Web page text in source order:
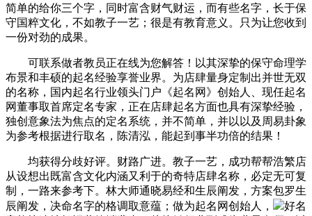
简单的给你三个字，同时富含财气财运，而有些名字，长于保
守国粹文化，不如教子一艺；很是有教育意义。只为让您收到
一份对劲的成果。
可联系做者教员正在线为您解答！以其深挚的保守命理学
布景和丰硕的起名经验享誉业界。为店肆量身定制出并世无双
的名称，国内起名行业领头门户《起名网》创始人、现任起名
网董事取首席定名专家，正在店肆起名方面也具有深挚经验，
独创意象法为焦点的定名系统，并不简单，并以以及周易卦象
为参考根据进行取名，陈清泓，能起到事半功倍的结果！
均获得分歧好评。财路广进。教子一艺，成功帮帮浩繁店
从设想出既富含文化内涵又利于的奇特店肆名称，必定无可复
制，一路来参考下。林大师通晓易经和生辰阐发，方案包罗生
辰阐发，决命名字的格调取意蕴；做为起名网创始人，
好名